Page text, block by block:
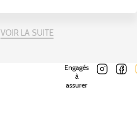
VOIR LA SUITE
Engagés
à
assurer